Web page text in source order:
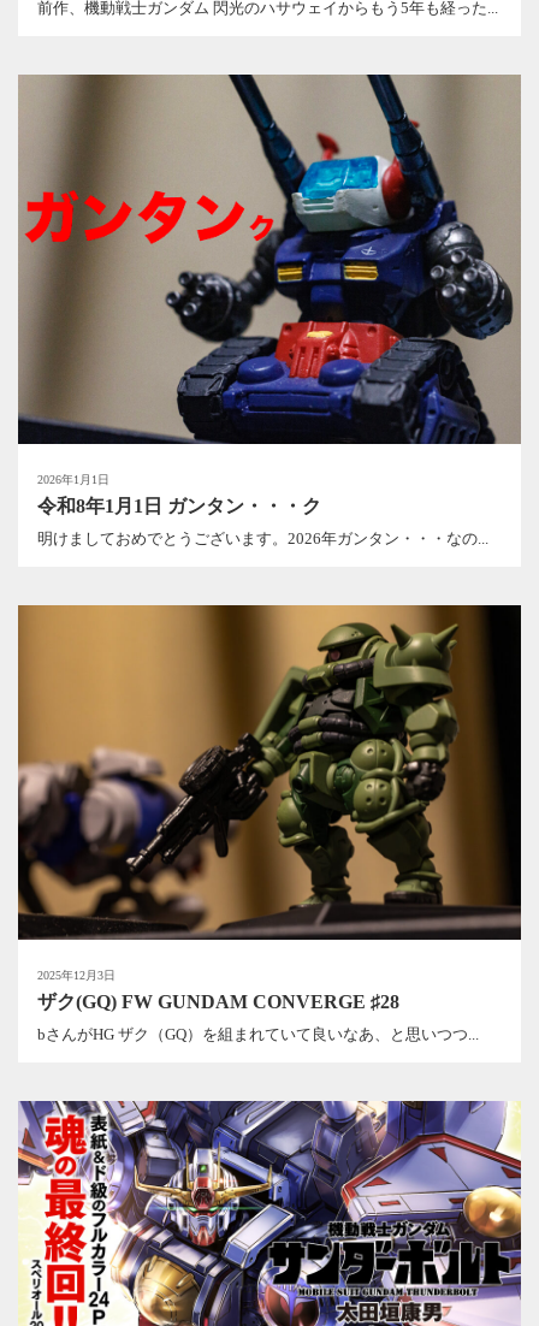
前作、機動戦士ガンダム 閃光のハサウェイからもう5年も経った...
2026年1月1日
令和8年1月1日 ガンタン・・・ク
明けましておめでとうございます。2026年ガンタン・・・なの...
2025年12月3日
ザク(GQ) FW GUNDAM CONVERGE ♯28
bさんがHG ザク（GQ）を組まれていて良いなあ、と思いつつ...